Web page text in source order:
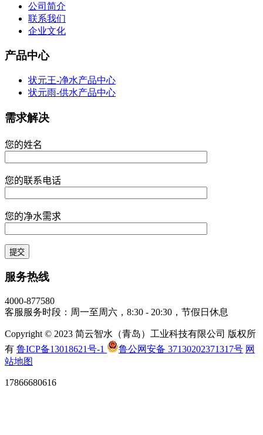
公司简介
联系我们
企业文化
产品中心
状元王-净水产品中心
状元雨-供水产品中心
需求解决
您的姓名
您的联系电话
您的净水需求
服务热线
4000-877580
客服服务时段：周一至周六，8:30 - 20:30，节假日休息
Copyright © 2023 简云智水（青岛）工业科技有限公司 版权所
有 鲁ICP备13018621号-1 鲁公网安备 37130202371317号 网
站地图
17866680616